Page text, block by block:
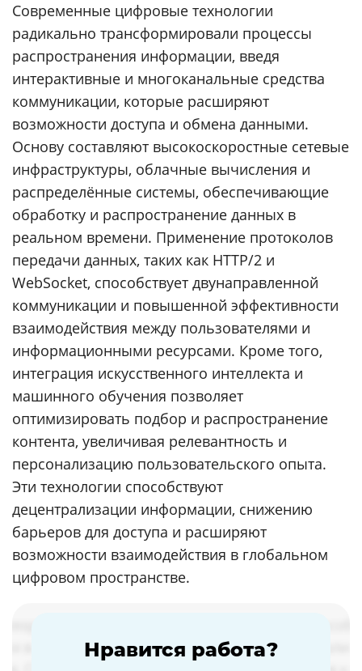
Современные цифровые технологии
радикально трансформировали процессы
распространения информации, введя
интерактивные и многоканальные средства
коммуникации, которые расширяют
возможности доступа и обмена данными.
Основу составляют высокоскоростные сетевые
инфраструктуры, облачные вычисления и
распределённые системы, обеспечивающие
обработку и распространение данных в
реальном времени. Применение протоколов
передачи данных, таких как HTTP/2 и
WebSocket, способствует двунаправленной
коммуникации и повышенной эффективности
взаимодействия между пользователями и
информационными ресурсами. Кроме того,
интеграция искусственного интеллекта и
машинного обучения позволяет
оптимизировать подбор и распространение
контента, увеличивая релевантность и
персонализацию пользовательского опыта.
Эти технологии способствуют
децентрализации информации, снижению
барьеров для доступа и расширяют
возможности взаимодействия в глобальном
цифровом пространстве.
Нравится работа?